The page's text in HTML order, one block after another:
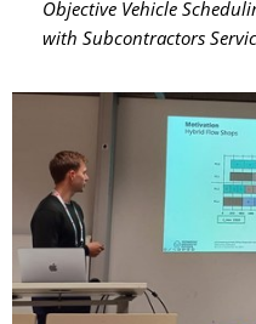
Objective Vehicle
with Subcontractors